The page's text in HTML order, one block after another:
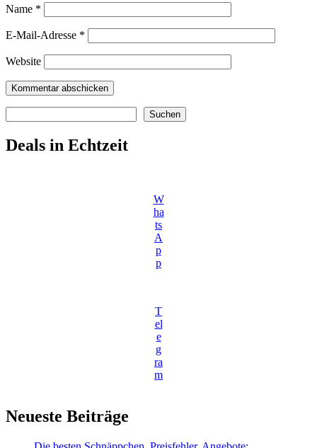
Name *
E-Mail-Adresse *
Website
Suchen
Deals in Echtzeit
W
ha
ts
A
p
p
T
el
e
g
ra
m
Neueste Beiträge